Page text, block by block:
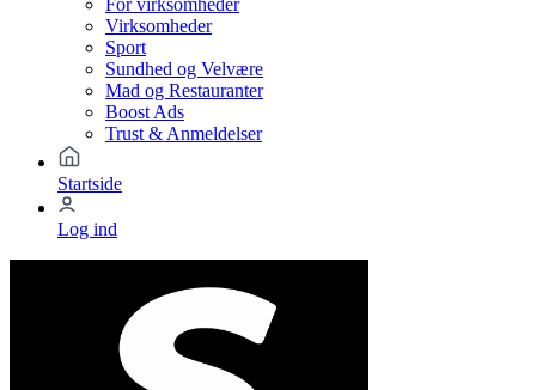
For virksomheder
Virksomheder
Sport
Sundhed og Velvære
Mad og Restauranter
Boost Ads
Trust & Anmeldelser
Startside
Log ind